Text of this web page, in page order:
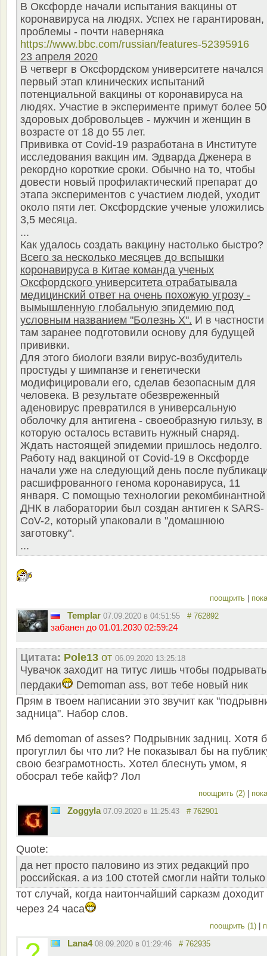
В Оксфорде начали испытания вакцины от
коронавируса на людях. Успех не гарантирован,
проблемы - почти наверняка
https://www.bbc.com/russian/features-52395916
23 апреля 2020
В четверг в Оксфордском университете начался
первый этап клинических испытаний
потенциальной вакцины от коронавируса на
людях. Участие в эксперименте примут более
здоровых добровольцев - мужчин и женщин в
возрасте от 18 до 55 лет.
Прививка от Covid-19 разработана в Институте
исследования вакцин им. Эдварда Дженера в
рекордно короткие сроки. Обычно на то, чтобы
довести новый профилактический препарат до
этапа экспериментов с участием людей, уходит
около пяти лет. Оксфордские ученые уложились
3,5 месяца.
...
Как удалось создать вакцину настолько быстро?
Всего за несколько месяцев до вспышки
коронавируса в Китае команда ученых
Оксфордского университета отрабатывала
медицинский ответ на очень похожую угрозу -
вымышленную глобальную эпидемию под
условным названием "Болезнь Х". И в частности
там заранее подготовили основу для будущей
прививки.
Для этого биологи взяли вирус-возбудитель
простуды у шимпанзе и генетически
модифицировали его, сделав безопасным для
человека. В результате обезвреженный
аденовирус превратился в универсальную
оболочку для антигена - своеобразную гильзу, в
которую осталось вставить нужный снаряд.
Ждать настоящей эпидемии пришлось недолго.
Работу над вакциной от Covid-19 в Оксфорде
начали уже на следующий день после
расшифрованного генома коронавируса, 11
января. С помощью технологии рекомбинантной
ДНК в лаборатории был создан антиген к SARS-
CoV-2, который упаковали в "домашнюю
заготовку".
...
поощрить
Templar 07.09.2020 в 04:51:55 # 762892
забанен до 01.01.2030 02:59:24
Цитата: Pole13 от 06.09.2020 13:25:18
Чувачок заходит на титус лишь чтобы подрывать
пердаки
Demoman ass, вот тебе новый ник
Прям в твоем написании это звучит как
задница". Набор слов.
Мб demoman of asses? Подрывник задниц. Хотя
прогуглил бы что ли? Не показывал бы на
свою безграмотность. Хотел блеснуть умом, я
обосрал тебе кайф? Лол
поощрить (2)
Zoggyla 07.09.2020 в 11:25:43 # 762901
Quote:
да нет просто паловино из этих редакций про
российская. а из 100 стотей смогли найти
тот случай, когда наитончайший сарказм доходит
через 24 часа
поощрить (1)
Lana4 08.09.2020 в 01:29:46 # 762935